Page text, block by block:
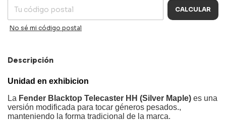
CALCULAR
No sé mi código postal
Descripción
Unidad en exhibicion
La Fender Blacktop Telecaster HH (Silver Maple) es una
versión modificada para tocar géneros pesados.,
manteniendo la forma tradicional de la marca.